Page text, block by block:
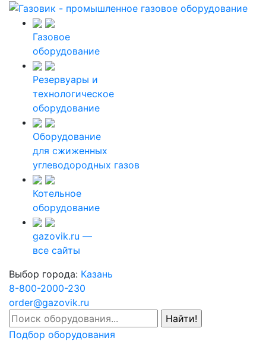
Газовое
оборудование
Резервуары и
технологическое
оборудование
Оборудование
для сжиженных
углеводородных газов
Котельное
оборудование
gazovik.ru —
все сайты
Выбор города: Казань
8-800-2000-230
order@gazovik.ru
Подбор оборудования